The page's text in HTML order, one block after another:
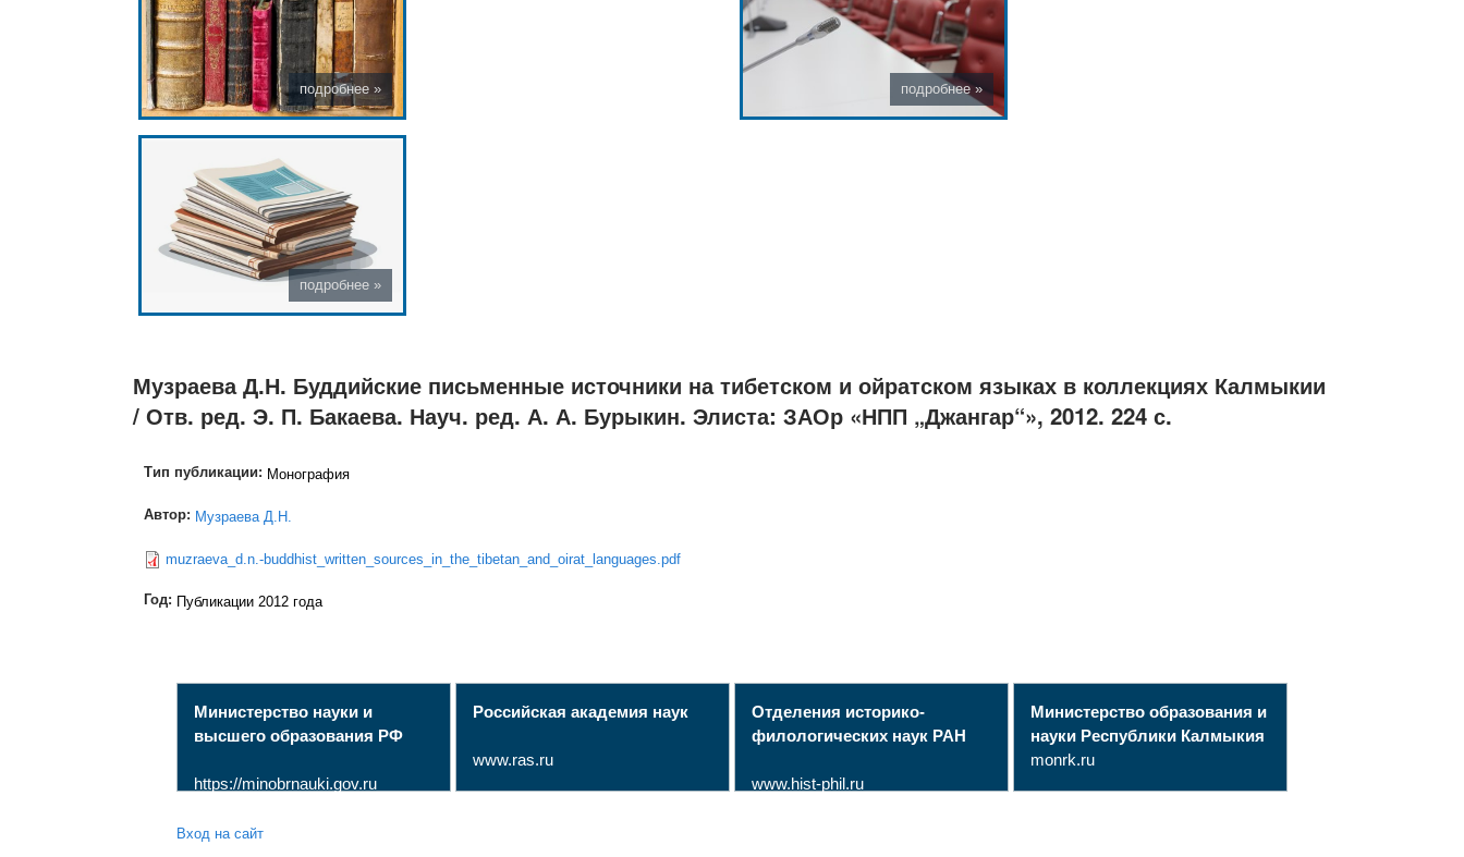
Музраева Д.Н. Буддийские письменные источники на тибетском и ойратском языках в коллекциях Калмыкии
/ Отв. ред. Э. П. Бакаева. Науч. ред. А. А. Бурыкин. Элиста: ЗАОр «НПП „Джангар“», 2012. 224 с.
Тип публикации: Монография
Автор: Музраева Д.Н.
muzraeva_d.n.-buddhist_written_sources_in_the_tibetan_and_oirat_languages.pdf
Год: Публикации 2012 года
Министерство науки и
высшего образования РФ
https://minobrnauki.gov.ru
Российская академия наук
www.ras.ru
Отделения историко-
филологических наук РАН
www.hist-phil.ru
Министерство образования и
науки Республики Калмыкия
monrk.ru
Вход на сайт